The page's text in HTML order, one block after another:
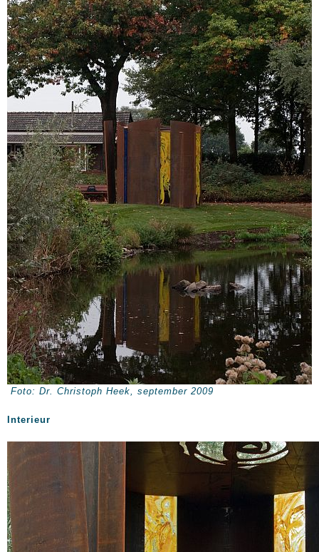
Foto: Dr. Christoph Heek, september 2009
Interieur